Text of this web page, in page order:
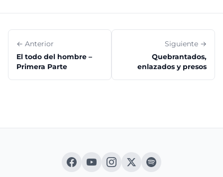
← Anterior
El todo del hombre –
Primera Parte
Siguiente →
Quebrantados,
enlazados y presos